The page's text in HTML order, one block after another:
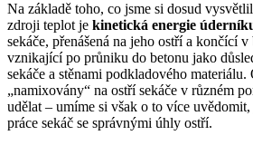
Na základě toho, co jsme si dosud
zdroji teplot je kinetická energie
sekáče, přenášená na jeho ostří a končící v
vznikající po průniku do betonu jako
sekáče a stěnami podkladového
„namixovány“ na ostří sekáče v různém
udělat – umíme si však o to více
práce sekáč se správnými úhly ostří.